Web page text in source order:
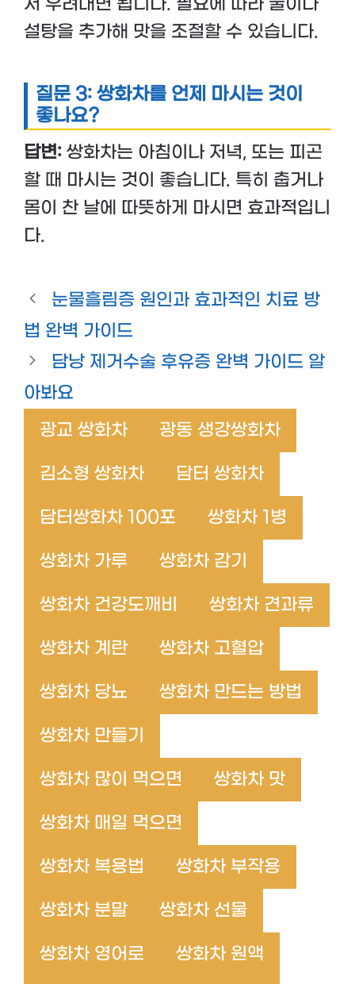
설탕을 추가해 맛을 조절할 수 있습니다.
질문 3: 쌍화차를 언제 마시는 것이
좋나요?
답변: 쌍화차는 아침이나 저녁, 또는 피곤
할 때 마시는 것이 좋습니다. 특히 춥거나
몸이 찬 날에 따뜻하게 마시면 효과적입니
다.
눈물흘림증 원인과 효과적인 치료 방
법 완벽 가이드
담낭 제거수술 후유증 완벽 가이드 알
아봐요
광교 쌍화차
광동 생강쌍화차
김소형 쌍화차 담터 쌍화차
담터쌍화차 100포 쌍화차 1병
쌍화차 가루 쌍화차 감기
쌍화차 건강도깨비 쌍화차 견과류
쌍화차 계란 쌍화차 고혈압
쌍화차 당뇨 쌍화차 만드는 방법
쌍화차 만들기
쌍화차 많이 먹으면 쌍화차 맛
쌍화차 매일 먹으면
쌍화차 복용법 쌍화차 부작용
쌍화차 분말 쌍화차 선물
쌍화차 영어로 쌍화차 원액